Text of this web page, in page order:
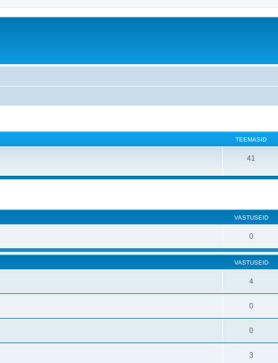
TEEMASID
41
VASTUSEID
0
VASTUSEID
4
0
0
3